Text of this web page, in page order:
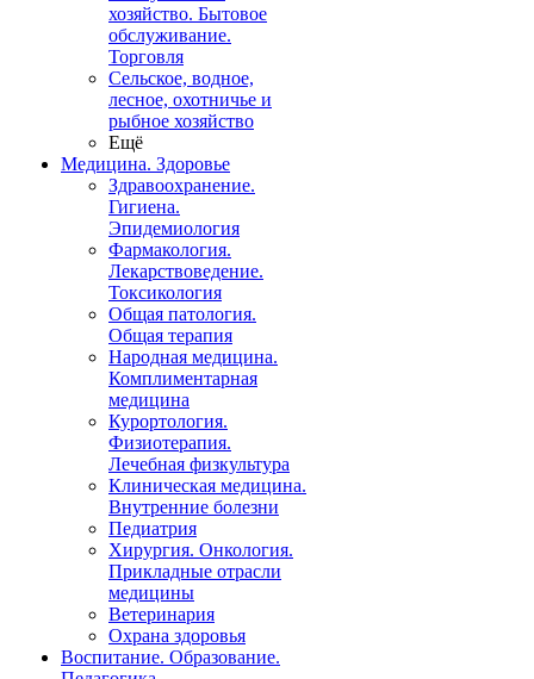
хозяйство. Бытовое
обслуживание.
Торговля
Сельское, водное,
лесное, охотничье и
рыбное хозяйство
Ещё
Медицина. Здоровье
Здравоохранение.
Гигиена.
Эпидемиология
Фармакология.
Лекарствоведение.
Токсикология
Общая патология.
Общая терапия
Народная медицина.
Комплиментарная
медицина
Курортология.
Физиотерапия.
Лечебная физкультура
Клиническая медицина.
Внутренние болезни
Педиатрия
Хирургия. Онкология.
Прикладные отрасли
медицины
Ветеринария
Охрана здоровья
Воспитание. Образование.